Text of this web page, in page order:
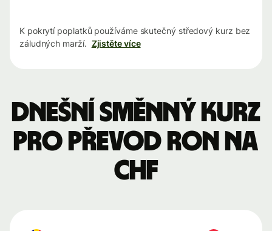
K pokrytí poplatků používáme skutečný středový kurz bez
záludných marží. Zjistěte více
Dnešní směnný kurz
pro převod RON na
CHF